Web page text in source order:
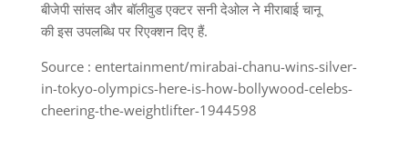
बीजेपी सांसद और बॉलीवुड एक्टर सनी देओल ने मीराबाई चानू
की इस उपलब्धि पर रिएक्शन दिए हैं.
Source : entertainment/mirabai-chanu-wins-silver-
in-tokyo-olympics-here-is-how-bollywood-celebs-
cheering-the-weightlifter-1944598